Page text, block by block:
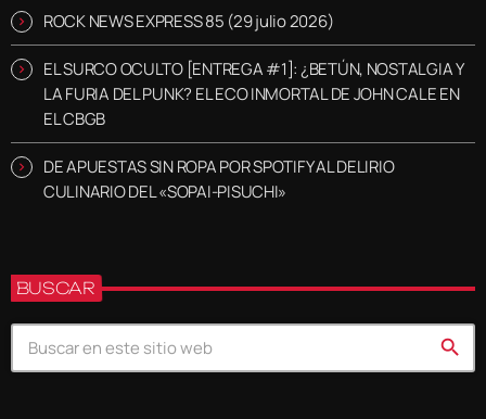
ROCK NEWS EXPRESS 85 (29 julio 2026)
EL SURCO OCULTO [ENTREGA #1]: ¿BETÚN, NOSTALGIA Y
LA FURIA DEL PUNK? EL ECO INMORTAL DE JOHN CALE EN
EL CBGB
DE APUESTAS SIN ROPA POR SPOTIFY AL DELIRIO
CULINARIO DEL «SOPAI-PISUCHI»
BUSCAR
search